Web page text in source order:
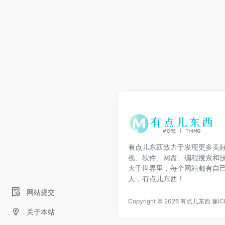
网站提交
关于本站
有点儿东西致力于发现更多美
视、软件、网盘、编程搜索和
大千世界里，每个网站都有自
人，有点儿东西！
Copyright © 2026 有点儿东西 豫